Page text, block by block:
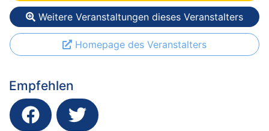
Weitere Veranstaltungen dieses Veranstalters
Homepage des Veranstalters
Empfehlen